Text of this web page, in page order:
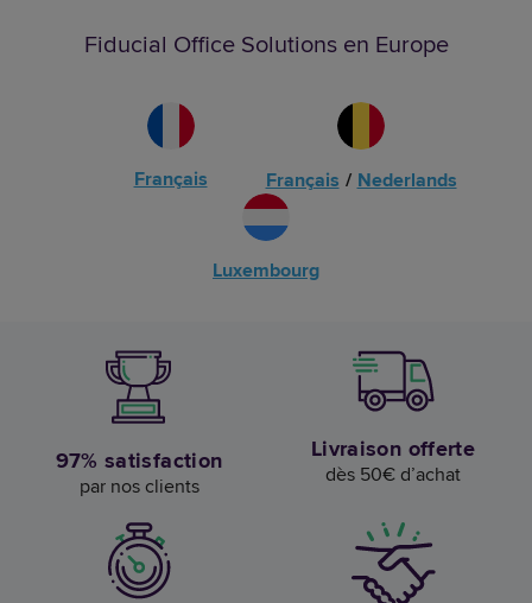
Fiducial Office Solutions en Europe
Français Français / Nederlands
Luxembourg
97% satisfaction
par nos clients
Livraison offerte
dès 50€ d’achat